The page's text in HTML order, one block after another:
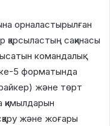
орналастырылған
сақинасы
командалық
ке-5 форматында
және төрт
қимылдарын
және жоғары